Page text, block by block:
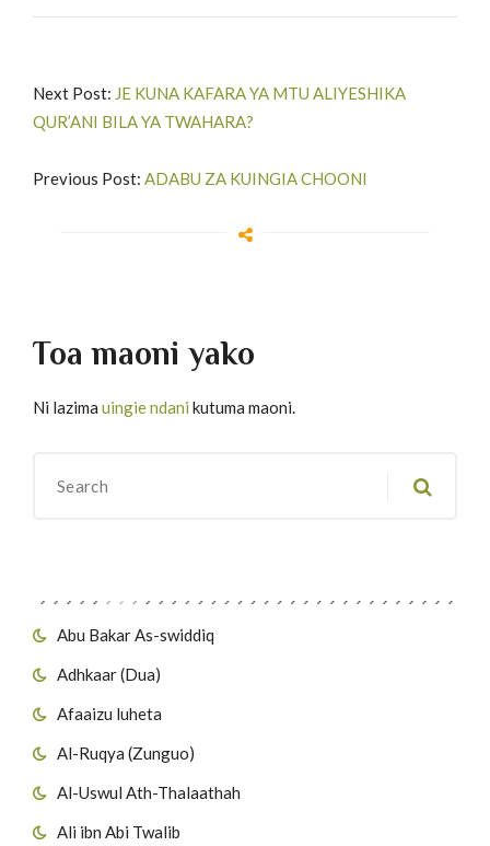
Abu Bakar As-swiddiq
Adhkaar (Dua)
Afaaizu luheta
Al-Ruqya (Zunguo)
Al-Uswul Ath-Thalaathah
Ali ibn Abi Twalib
Next Post: JE KUNA KAFARA YA MTU ALIYESHIKA
QUR’ANI BILA YA TWAHARA?
Previous Post: ADABU ZA KUINGIA CHOONI
Toa maoni yako
Ni lazima uingie ndani kutuma maoni.